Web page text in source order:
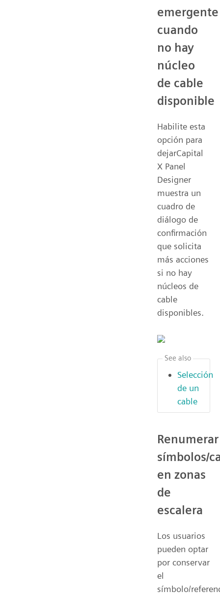
emergente
cuando
no hay
núcleo
de cable
disponible
Habilite esta
opción para
dejarCapital
X Panel
Designer
muestra un
cuadro de
diálogo de
confirmación
que solicita
más acciones
si no hay
núcleos de
cable
disponibles.
Selección
de un
cable
See also
Renumerar
símbolos/
en zonas
de
escalera
Los usuarios
pueden optar
por conservar
el
símbolo/